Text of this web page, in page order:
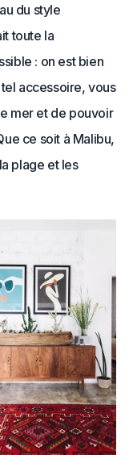
du style
toute la
: on est bien
accessoire, vous
mer et de pouvoir
ce soit à Malibu,
plage et les